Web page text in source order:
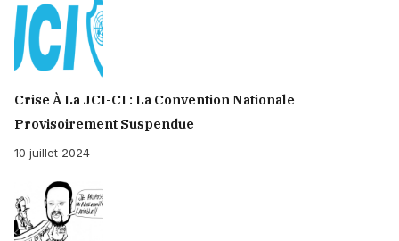
Crise À La JCI-CI : La Convention Nationale
Provisoirement Suspendue
10 juillet 2024